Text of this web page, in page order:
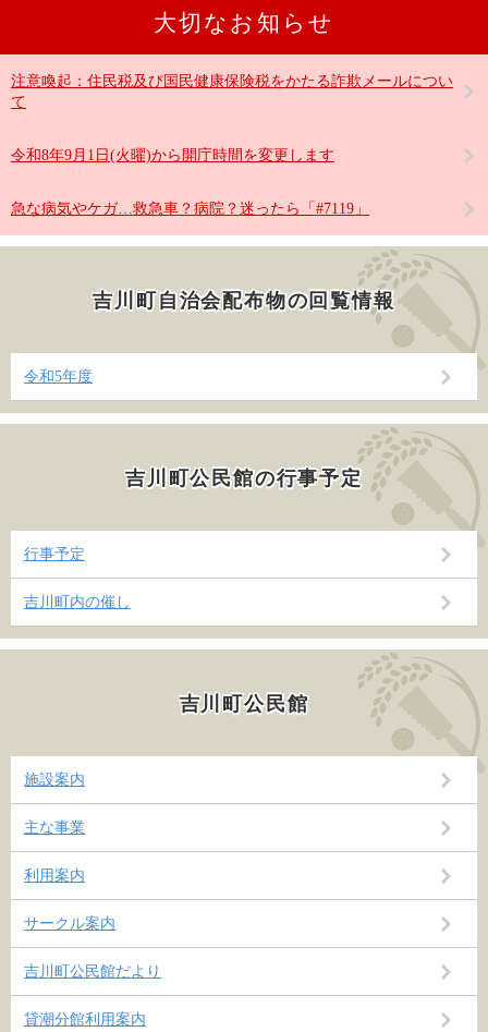
大切なお知らせ
注意喚起：住民税及び国民健康保険税をかたる詐欺メールについ
て
令和8年9月1日(火曜)から開庁時間を変更します
急な病気やケガ…救急車？病院？迷ったら「#7119」
吉川町自治会配布物の回覧情報
令和5年度
吉川町公民館の行事予定
行事予定
吉川町内の催し
吉川町公民館
施設案内
主な事業
利用案内
サークル案内
吉川町公民館だより
貸潮分館利用案内